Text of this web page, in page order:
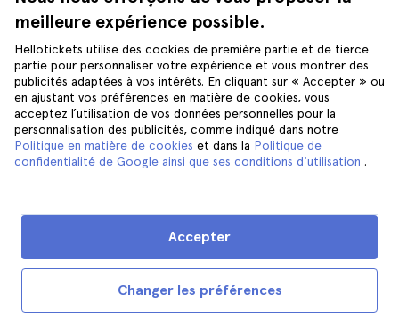
Massada ont été une expérience unique.
X X. A.
J'ai adoré visiter ces sites historiques, c'était une
expérience inoubliable. J'ai toujours voulu flotter dans la
mer Morte et je l'ai enfin fait.
très compétents et vous traitent très bien.
meilleure expérience possible.
Hellotickets utilise des cookies de première partie et de tierce
partie pour personnaliser votre expérience et vous montrer des
publicités adaptées à vos intérêts. En cliquant sur « Accepter » ou
en ajustant vos préférences en matière de cookies, vous
acceptez l’utilisation de vos données personnelles pour la
personnalisation des publicités, comme indiqué dans notre
Politique en matière de cookies et dans la Politique de
confidentialité de Google ainsi que ses conditions d'utilisation .
Changer les préférences
Accepter